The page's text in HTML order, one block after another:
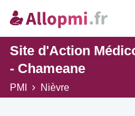
Site d'Action
- Chameane
PMI Nièvre